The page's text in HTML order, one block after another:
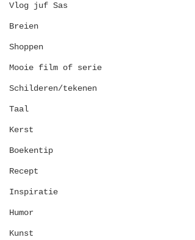
Vlog juf Sas
Breien
Shoppen
Mooie film of serie
Schilderen/tekenen
Taal
Kerst
Boekentip
Recept
Inspiratie
Humor
Kunst